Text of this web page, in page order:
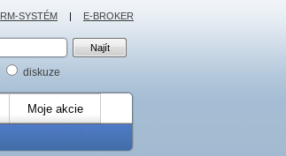
diskuze
Moje akcie
RM-SYSTÉM | E-BROKER